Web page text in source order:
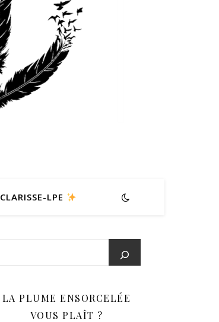
CLARISSE-LPE
LA PLUME ENSORCELÉE
VOUS PLAÎT ?